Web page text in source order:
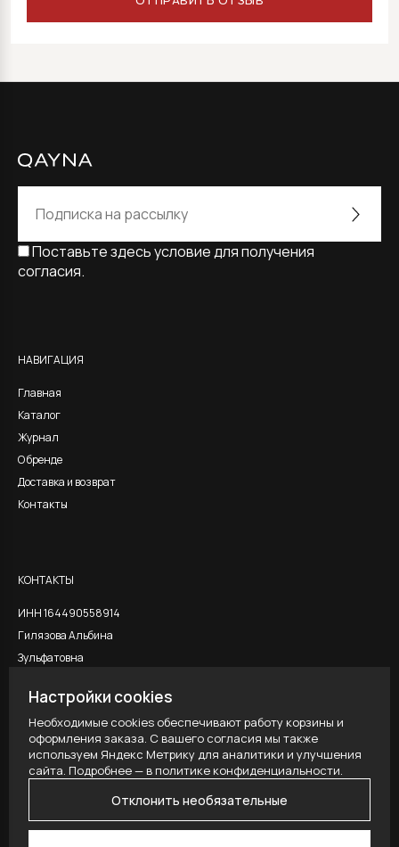
Поставьте здесь условие для получения
согласия.
НАВИГАЦИЯ
Главная
Каталог
Журнал
О бренде
Доставка и возврат
Контакты
КОНТАКТЫ
ИНН 164490558914
Гилязова Альбина
Зульфатовна
ЮРИДИЧЕСКАЯ ИНФОРМАЦИЯ
Публичная оферта
Настройки cookies
Необходимые cookies обеспечивают работу корзины и
оформления заказа. С вашего согласия мы также
используем Яндекс Метрику для аналитики и улучшения
сайта. Подробнее — в политике конфиденциальности.
Отклонить необязательные